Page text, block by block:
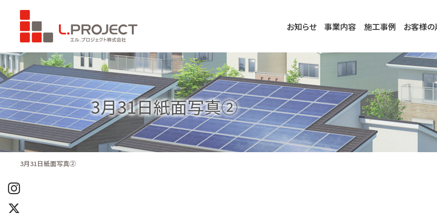
お知らせ 事業内容 施工事例 お客様の
3月31日紙面写真②
3月31日紙面写真②